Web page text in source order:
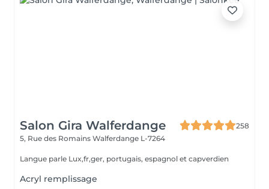
Salon Gira Walferdange
258
5, Rue des Romains Walferdange L-7264
Langue parle Lux,fr,ger, portugais, espagnol et capverdien
Acryl remplissage